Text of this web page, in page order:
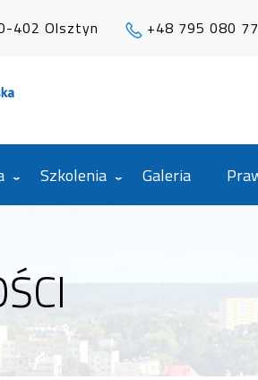
402 Olsztyn +48 795 080
Szkolenia Galeria